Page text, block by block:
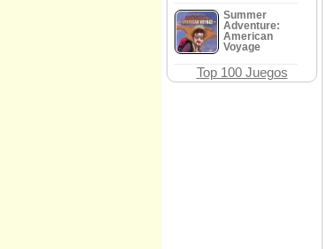
Summer
Adventure:
American
Voyage
Top 100 Juegos